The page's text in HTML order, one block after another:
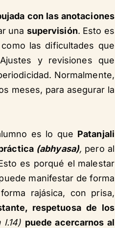
con las anotaciones
una supervisión. Esto es
las dificultades que
y revisiones que
Normalmente,
meses, para asegurar la
es lo que Patanjali
(abhyasa), pero al
es porqué el malestar
manifestar de forma
rajásica, con prisa,
respetuosa de los
I.14) puede acercarnos al